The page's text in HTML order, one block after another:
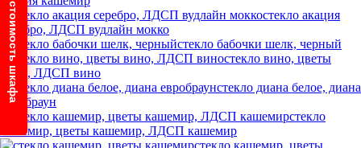
стекло акация
серебро, ЛДСП вудлайн мокко
стекло бабочки шелк, черный
стекло вино, цветы
вино, ЛДСП вино
стекло диана белое, диана
евробраун
стекло
кашемир, цветы кашемир, ЛДСП кашемир
стекло кашемир, цветы